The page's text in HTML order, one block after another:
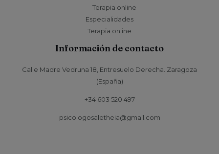
Terapia online
Especialidades
Terapia online
Información de contacto
Calle Madre Vedruna 18, Entresuelo Derecha. Zaragoza
(España)
+34 603 520 497
psicologosaletheia@gmail.com